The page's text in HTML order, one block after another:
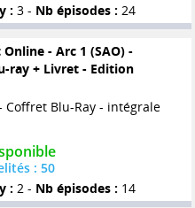
: 3 - Nb épisodes : 24
- Arc 1 (SAO) -
ray + Livret - Edition
Blu-Ray - intégrale
: 50
: 2 - Nb épisodes : 14